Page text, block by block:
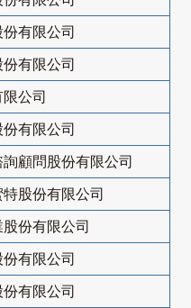
有限公司
有限公司
公司
有限公司
顧問股份有限公司
股份有限公司
份有限公司
有限公司
有限公司